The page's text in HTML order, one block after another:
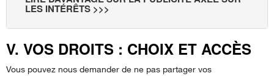
LES INTÉRÊTS >>>
V. VOS DROITS : CHOIX ET ACCÈS
Vous pouvez nous demander de ne pas partager vos